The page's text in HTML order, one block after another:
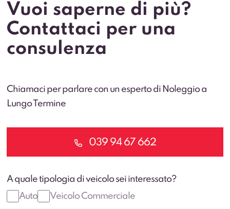
Vuoi saperne di più?
Contattaci per una
consulenza
Chiamaci per parlare con un esperto di Noleggio a
Lungo Termine
039 94 67 662
A quale tipologia di veicolo sei interessato?
Auto
Veicolo Commerciale